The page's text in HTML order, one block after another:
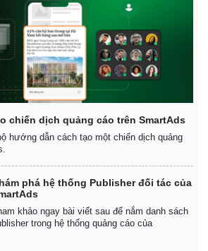
Thị trường
Giá vàng
Tỷ giá
Chứng khoán
chiến dịch quảng cáo trên SmartAds
hướng dẫn cách tạo một chiến dịch quảng
phá hệ thống Publisher đối tác của
khảo ngay bài viết sau để nắm danh sách
trong hệ thống quảng cáo của